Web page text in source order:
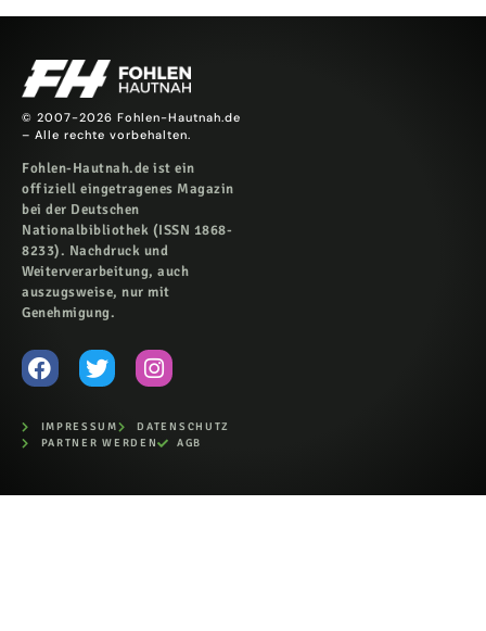
© 2007-2026 Fohlen-Hautnah.de
– Alle rechte vorbehalten.
Fohlen-Hautnah.de ist ein
offiziell eingetragenes Magazin
bei der Deutschen
Nationalbibliothek (ISSN 1868-
8233). Nachdruck und
Weiterverarbeitung, auch
auszugsweise, nur mit
Genehmigung.
IMPRESSUM
DATENSCHUTZ
PARTNER WERDEN
AGB